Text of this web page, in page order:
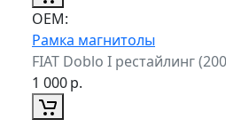
ОЕМ:
Рамка магнитолы
FIAT Doblo I рестайлинг
1 000р.